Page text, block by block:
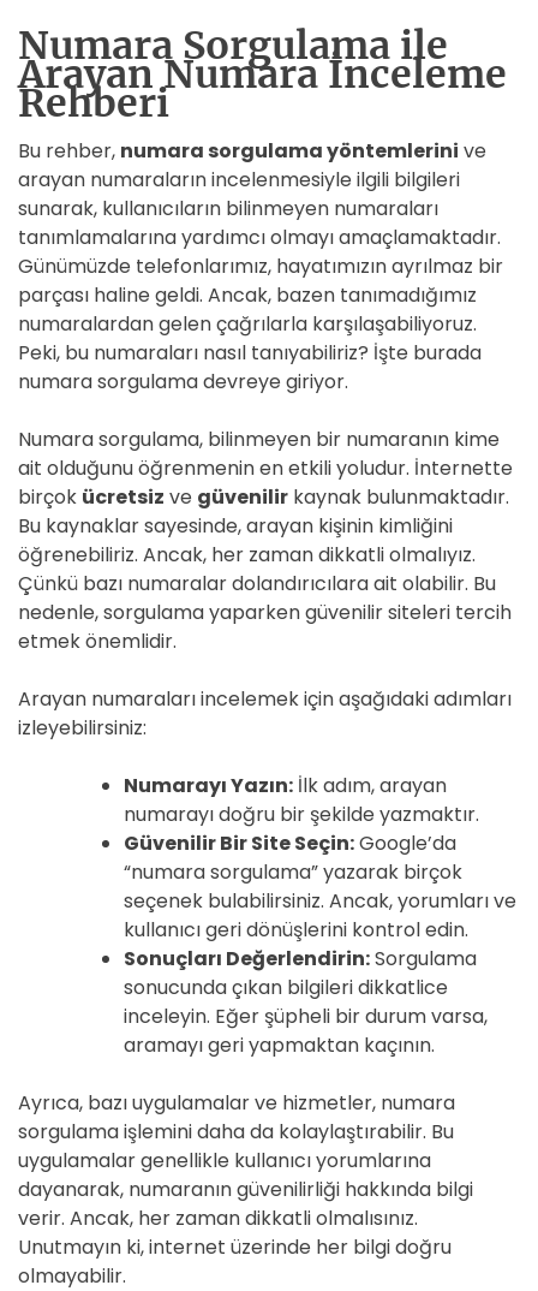
Numara Sorgulama ile
Arayan Numara İnceleme
Rehberi
Bu rehber, numara sorgulama yöntemlerini ve
arayan numaraların incelenmesiyle ilgili bilgileri
sunarak, kullanıcıların bilinmeyen numaraları
tanımlamalarına yardımcı olmayı amaçlamaktadır.
Günümüzde telefonlarımız, hayatımızın ayrılmaz bir
parçası haline geldi. Ancak, bazen tanımadığımız
numaralardan gelen çağrılarla karşılaşabiliyoruz.
Peki, bu numaraları nasıl tanıyabiliriz? İşte burada
numara sorgulama devreye giriyor.
Numara sorgulama, bilinmeyen bir numaranın kime
ait olduğunu öğrenmenin en etkili yoludur. İnternette
birçok ücretsiz ve güvenilir kaynak bulunmaktadır.
Bu kaynaklar sayesinde, arayan kişinin kimliğini
öğrenebiliriz. Ancak, her zaman dikkatli olmalıyız.
Çünkü bazı numaralar dolandırıcılara ait olabilir. Bu
nedenle, sorgulama yaparken güvenilir siteleri tercih
etmek önemlidir.
Arayan numaraları incelemek için aşağıdaki adımları
izleyebilirsiniz:
Numarayı Yazın: İlk adım, arayan
numarayı doğru bir şekilde yazmaktır.
Güvenilir Bir Site Seçin:Google’da
“numara sorgulama” yazarak birçok
seçenek bulabilirsiniz. Ancak, yorumları ve
kullanıcı geri dönüşlerini kontrol edin.
Sonuçları Değerlendirin:Sorgulama
sonucunda çıkan bilgileri dikkatlice
inceleyin. Eğer şüpheli bir durum varsa,
aramayı geri yapmaktan kaçının.
Ayrıca, bazı uygulamalar ve hizmetler, numara
sorgulama işlemini daha da kolaylaştırabilir. Bu
uygulamalar genellikle kullanıcı yorumlarına
dayanarak, numaranın güvenilirliği hakkında bilgi
verir. Ancak, her zaman dikkatli olmalısınız.
Unutmayın ki, internet üzerinde her bilgi doğru
olmayabilir.